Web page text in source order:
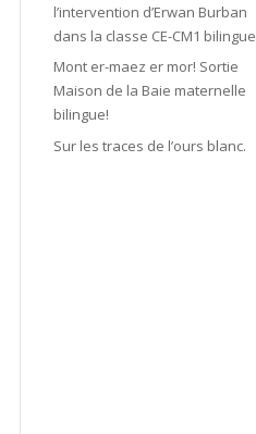
l’intervention d’Erwan Burban
dans la classe CE-CM1 bilingue
Mont er-maez er mor! Sortie
Maison de la Baie maternelle
bilingue!
Sur les traces de l’ours blanc.